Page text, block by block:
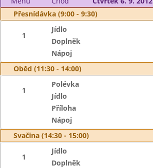
Přesnídávka (9:00 - 9:30)
1
Jídlo
Doplněk
Nápoj
Oběd (11:30 - 14:00)
1
Polévka
Jídlo
Příloha
Nápoj
Svačina (14:30 - 15:00)
1
Jídlo
Doplněk